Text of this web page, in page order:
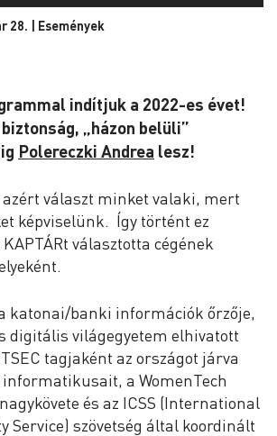
28. | Események
indítjuk a 2022-es évet!
„házon belüli”
Polereczki Andrea lesz!
választ minket valaki, mert
képviselünk. Így történt ez
választotta cégének
katonai/banki információk őrzője,
digitális világegyetem elhivatott
tagjaként az országot járva
informatikusait, a WomenTech
és az ICSS (International
Service) szövetség által koordinált